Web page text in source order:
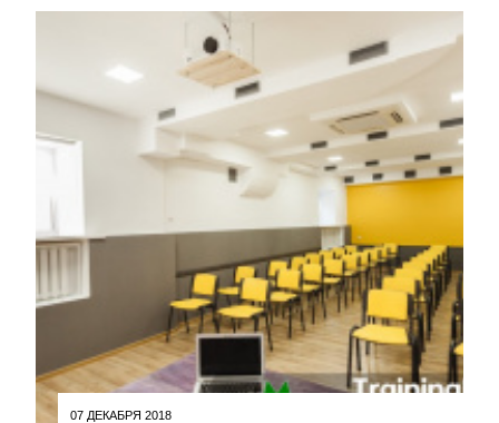
07 ДЕКАБРЯ 2018